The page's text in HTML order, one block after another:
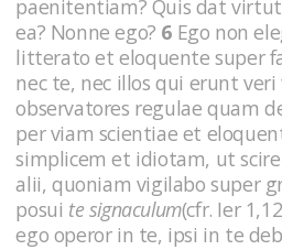
paenitentiam? Quis dat
ea? Nonne ego? 6 Ego non
litterato et eloquente super
nec te, nec illos qui erunt
observatores regulae quam
per viam scientiae et
simplicem et idiotam, ut
alii, quoniam vigilabo super
posui te signaculum(cfr. Ier
ego operor in te, ipsi in te